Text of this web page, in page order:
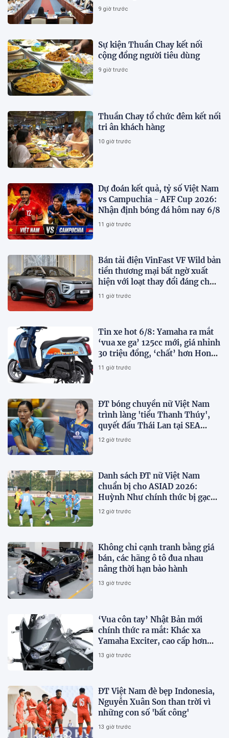
9 giờ trước
Sự kiện Thuần Chay kết nối
cộng đồng người tiêu dùng
9 giờ trước
Thuần Chay tổ chức đêm kết nối
tri ân khách hàng
10 giờ trước
Dự đoán kết quả, tỷ số Việt Nam
vs Campuchia - AFF Cup 2026:
Nhận định bóng đá hôm nay 6/8
11 giờ trước
Bán tải điện VinFast VF Wild bản
tiền thương mại bất ngờ xuất
hiện với loạt thay đổi đáng chú
ý
11 giờ trước
Tin xe hot 6/8: Yamaha ra mắt
‘vua xe ga’ 125cc mới, giá nhỉnh
30 triệu đồng, ‘chất’ hơn Honda
Vision và SH Mode
11 giờ trước
ĐT bóng chuyền nữ Việt Nam
trình làng 'tiểu Thanh Thúy',
quyết đấu Thái Lan tại SEA
V.Cup 2026
12 giờ trước
Danh sách ĐT nữ Việt Nam
chuẩn bị cho ASIAD 2026:
Huỳnh Như chính thức bị gạch
tên
12 giờ trước
Không chỉ cạnh tranh bằng giá
bán, các hãng ô tô đua nhau
nâng thời hạn bảo hành
13 giờ trước
‘Vua côn tay’ Nhật Bản mới
chính thức ra mắt: Khác xa
Yamaha Exciter, cao cấp hơn
Honda Winner R, giá rẻ so với
13 giờ trước
ĐT Việt Nam đè bẹp Indonesia,
Nguyễn Xuân Son than trời vì
những con số 'bất công'
13 giờ trước